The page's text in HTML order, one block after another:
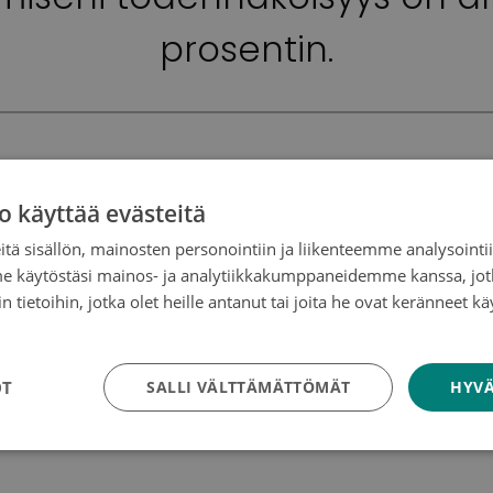
prosentin.
kertoo, että hän rakastaa äitiä. Öisin käyn
pääsee itku, koska en halua erota lapsestani.
olen koko maailma. Minun elämäni on
auttaa tutkijoita kehittämään mahdollisen
äitinsä.”
käyttää evästeitä
sisällön, mainosten personointiin ja liikenteemme
käytöstäsi mainos- ja analytiikkakumppaneidemme kanssa,
tietoihin, jotka olet heille antanut tai joita he ovat keränneet
SALLI VÄLTTÄMÄTTÖMÄT